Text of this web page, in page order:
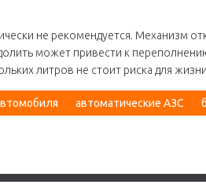
не рекомендуется. Механизм
может привести к
литров не стоит риска для
автоматические АЗС